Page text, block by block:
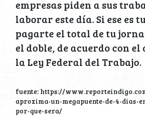
empresas piden a sus
laborar este día. Si ese es
pagarte el total de tu
el doble, de acuerdo con
la Ley Federal del Trabajo.
fuente: https://
aproxima-un-megapuente-de-4-dias-
por-que-sera/